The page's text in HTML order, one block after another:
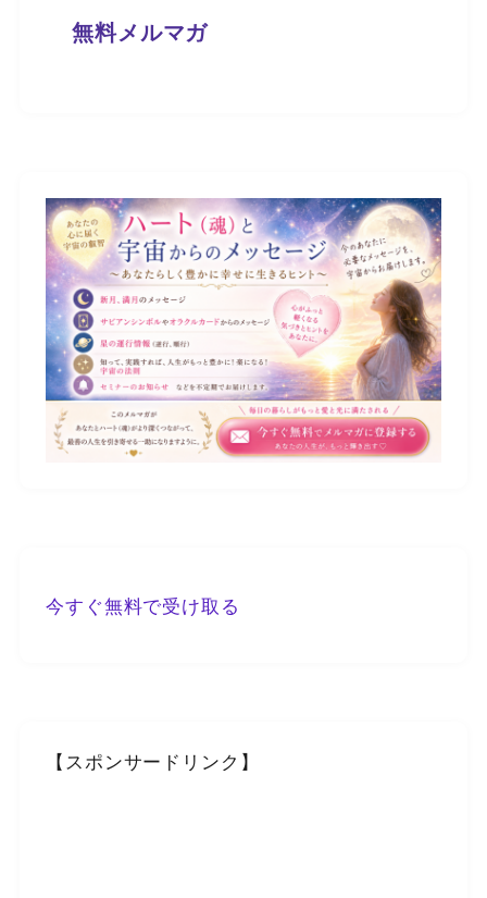
無料メルマガ
今すぐ無料で受け取る
【スポンサードリンク】